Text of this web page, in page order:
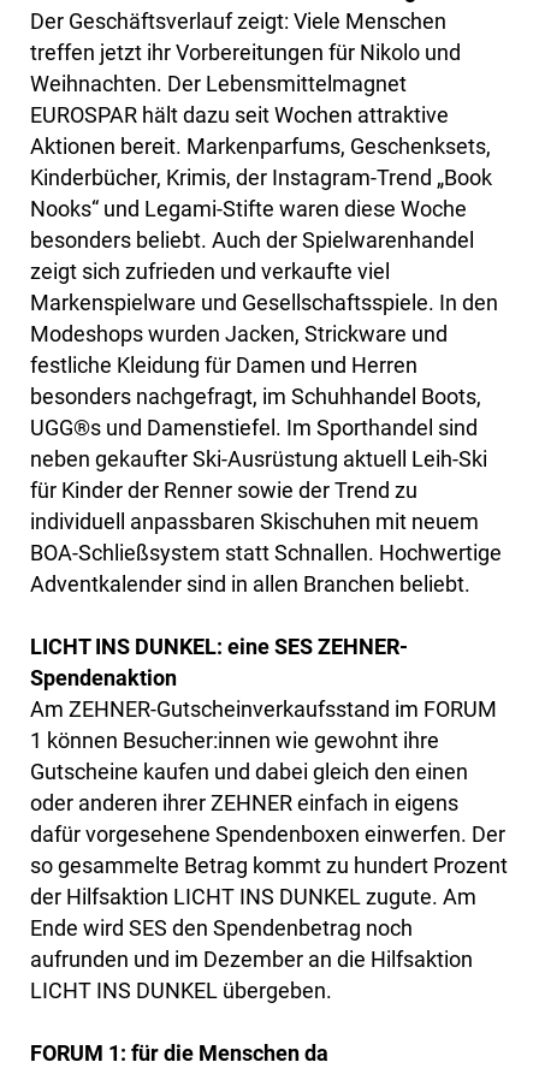
Der Geschäftsverlauf zeigt: Viele Menschen
treffen jetzt ihr Vorbereitungen für Nikolo und
Weihnachten. Der Lebensmittelmagnet
EUROSPAR hält dazu seit Wochen attraktive
Aktionen bereit. Markenparfums, Geschenksets,
Kinderbücher, Krimis, der Instagram-Trend „Book
Nooks“ und Legami-Stifte waren diese Woche
besonders beliebt. Auch der Spielwarenhandel
zeigt sich zufrieden und verkaufte viel
Markenspielware und Gesellschaftsspiele. In den
Modeshops wurden Jacken, Strickware und
festliche Kleidung für Damen und Herren
besonders nachgefragt, im Schuhhandel Boots,
UGG®s und Damenstiefel. Im Sporthandel sind
neben gekaufter Ski-Ausrüstung aktuell Leih-Ski
für Kinder der Renner sowie der Trend zu
individuell anpassbaren Skischuhen mit neuem
BOA-Schließsystem statt Schnallen. Hochwertige
Adventkalender sind in allen Branchen beliebt.
LICHT INS DUNKEL: eine SES ZEHNER-
Spendenaktion
Am ZEHNER-Gutscheinverkaufsstand im FORUM
1 können Besucher:innen wie gewohnt ihre
Gutscheine kaufen und dabei gleich den einen
oder anderen ihrer ZEHNER einfach in eigens
dafür vorgesehene Spendenboxen einwerfen. Der
so gesammelte Betrag kommt zu hundert Prozent
der Hilfsaktion LICHT INS DUNKEL zugute. Am
Ende wird SES den Spendenbetrag noch
aufrunden und im Dezember an die Hilfsaktion
LICHT INS DUNKEL übergeben.
FORUM 1: für die Menschen da